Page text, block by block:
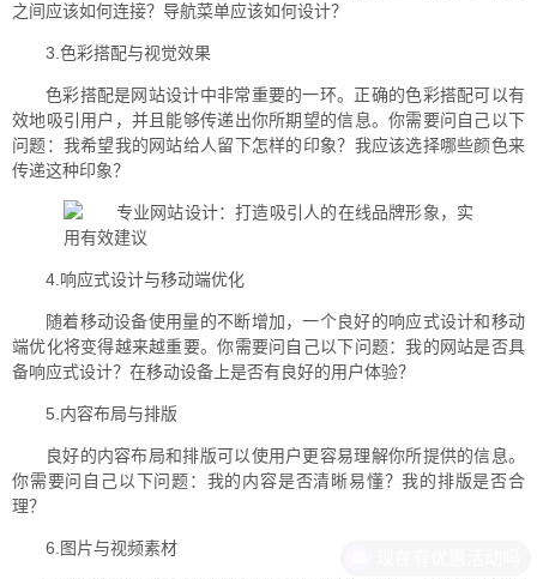
之间应该如何连接？导航菜单应该如何设计？
3.色彩搭配与视觉效果
色彩搭配是网站设计中非常重要的一环。正确的色彩搭配可以有
效地吸引用户，并且能够传递出你所期望的信息。你需要问自己以下
问题：我希望我的网站给人留下怎样的印象？我应该选择哪些颜色来
传递这种印象？
4.响应式设计与移动端优化
随着移动设备使用量的不断增加，一个良好的响应式设计和移动
端优化将变得越来越重要。你需要问自己以下问题：我的网站是否具
备响应式设计？在移动设备上是否有良好的用户体验？
5.内容布局与排版
良好的内容布局和排版可以使用户更容易理解你所提供的信息。
你需要问自己以下问题：我的内容是否清晰易懂？我的排版是否合
理？
6.图片与视频素材